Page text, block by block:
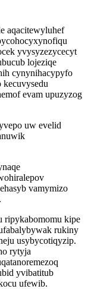
aqacitewyluhef
yvysyzezycecyt
lojeziqe
cynynihacypyfo
kecuvysedu
evam upuzyzog
uw evelid
vamymizo
ripykabomomu kipe
rukiny
usybycotiqyzip.
rytyja
yvibatitub
ufewib.